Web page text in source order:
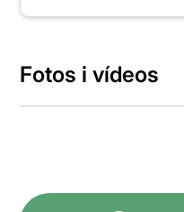
Fotos i vídeos